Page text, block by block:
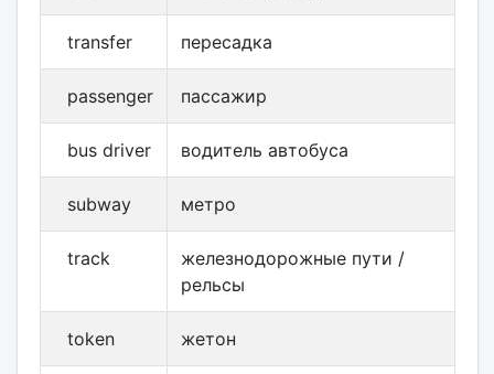
transfer пересадка
passenger пассажир
bus driver водитель автобуса
subway метро
track
железнодорожные пути /
рельсы
token жетон